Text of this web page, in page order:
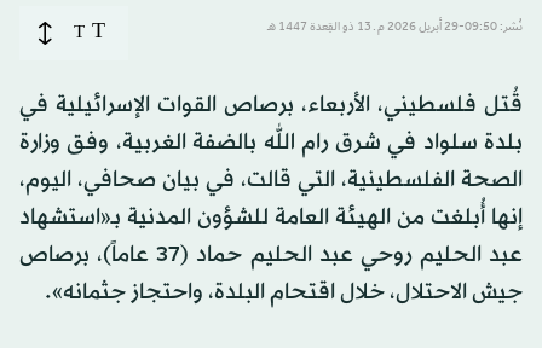
نُشر: 09:50-29 أبريل 2026 م ـ 13 ذو القِعدة 1447 هـ T
T
قُتل فلسطيني، الأربعاء، برصاص القوات الإسرائيلية في
بلدة سلواد في شرق رام الله بالضفة الغربية، وفق وزارة
الصحة الفلسطينية، التي قالت، في بيان صحافي، اليوم،
إنها أُبلغت من الهيئة العامة للشؤون المدنية بـ«استشهاد
عبد الحليم روحي عبد الحليم حماد (37 عاماً)، برصاص
جيش الاحتلال، خلال اقتحام البلدة، واحتجاز جثمانه».